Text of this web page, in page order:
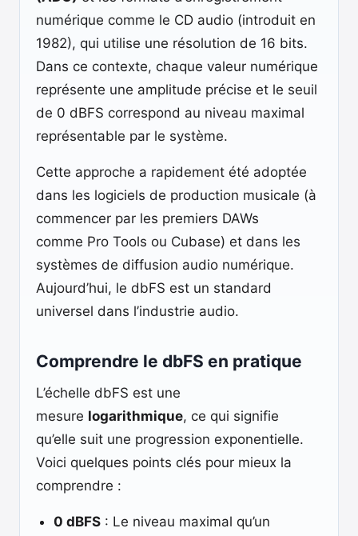
numérique comme le CD audio (introduit en
1982), qui utilise une résolution de 16 bits.
Dans ce contexte, chaque valeur numérique
représente une amplitude précise et le seuil
de 0 dBFS correspond au niveau maximal
représentable par le système.
Cette approche a rapidement été adoptée
dans les logiciels de production musicale (à
commencer par les premiers DAWs
comme Pro Tools ou Cubase) et dans les
systèmes de diffusion audio numérique.
Aujourd’hui, le dbFS est un standard
universel dans l’industrie audio.
Comprendre le dbFS en pratique
L’échelle dbFS est une
mesure logarithmique, ce qui signifie
qu’elle suit une progression exponentielle.
Voici quelques points clés pour mieux la
comprendre :
0 dBFS : Le niveau maximal qu’un